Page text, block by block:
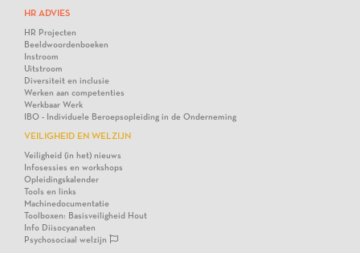
HR ADVIES
HR Projecten
Beeldwoordenboeken
Instroom
Uitstroom
Diversiteit en inclusie
Werken aan competenties
Werkbaar Werk
IBO - Individuele Beroepsopleiding in de Onderneming
VEILIGHEID EN WELZIJN
Veiligheid (in het) nieuws
Infosessies en workshops
Opleidingskalender
Tools en links
Machinedocumentatie
Toolboxen: Basisveiligheid Hout
Info Diisocyanaten
Psychosociaal welzijn